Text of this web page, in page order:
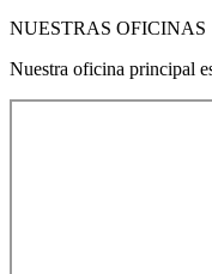
NUESTRAS OFICINAS
Nuestra oficina principal